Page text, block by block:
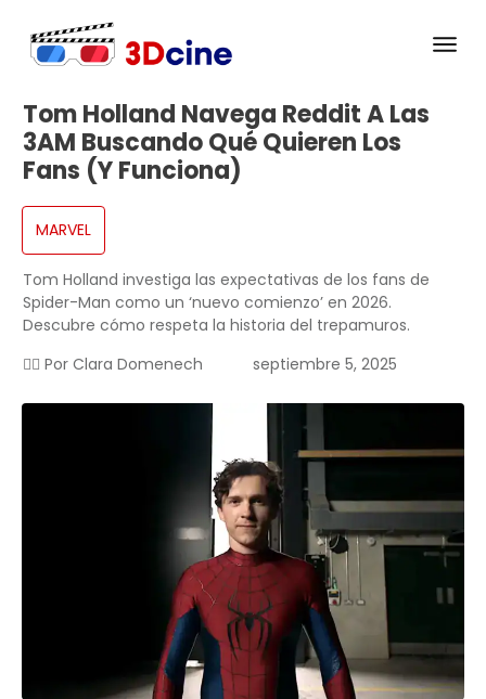
Tom Holland Navega Reddit A Las
3AM Buscando Qué Quieren Los
Fans (y Funciona)
MARVEL
Tom Holland investiga las expectativas de los fans de
Spider-Man como un ‘nuevo comienzo’ en 2026.
Descubre cómo respeta la historia del trepamuros.
✍🏻 Por Clara Domenech septiembre 5, 2025